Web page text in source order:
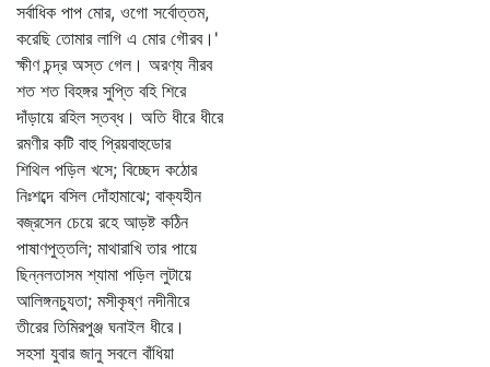
সর্বাধিক পাপ মোর, ওগো সর্বোত্তম,
করেছি তোমার লাগি এ মোর গৌরব।'
ক্ষীণ চন্দ্র অস্ত গেল। অরণ্য নীরব
শত শত বিহঙ্গর সুপ্তি বহি শিরে
দাঁড়ায়ে রহিল স্তব্ধ। অতি ধীরে ধীরে
রমণীর কটি বাহু প্রিয়বাহুডোর
শিথিল পড়িল খসে; বিচ্ছেদ কঠোর
নিঃশব্দে বসিল দোঁহামাঝে; বাক্যহীন
বজ্রসেন চেয়ে রহে আড়ষ্ট কঠিন
পাষাণপুত্তলি; মাথারাখি তার পায়ে
ছিন্নলতাসম শ্যামা পড়িল লুটায়ে
আলিঙ্গনচ্যুতা; মসীকৃষ্ণ নদীনীরে
তীরের তিমিরপুঞ্জ ঘনাইল ধীরে।
সহসা যুবার জানু সবলে বাঁধিয়া